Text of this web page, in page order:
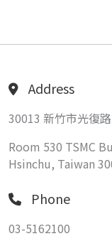
Address
30013 新竹市光復
Room 530 TSMC
Hsinchu, Taiwan
Phone
03-5162100